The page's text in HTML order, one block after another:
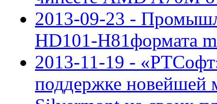
2013-09-23 -
HD101-H81формата
2013-11-19 -
поддержке новейшей